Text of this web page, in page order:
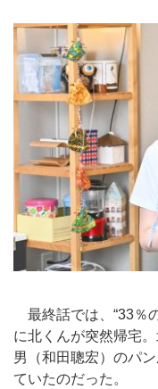
最終話では、“33％
に北くんが突然帰宅
男（和田聰宏）のパ
ていたのだった。